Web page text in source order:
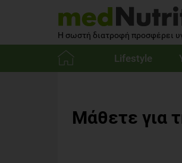
Η σωστή διατροφή προσφέρει
Lifestyle
Μάθετε για